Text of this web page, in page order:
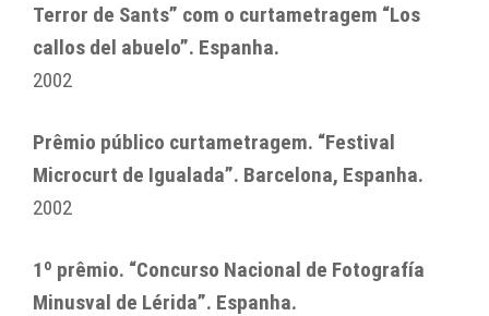
Terror de Sants” com o curtametragem “Los
callos del abuelo”. Espanha.
2002
Prêmio público curtametragem. “Festival
Microcurt de Igualada”. Barcelona, Espanha.
2002
1º prêmio. “Concurso Nacional de Fotografía
Minusval de Lérida”. Espanha.